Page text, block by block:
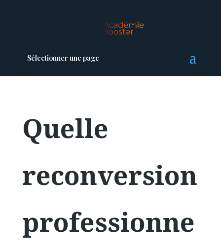
Sélectionner une page
Quelle
reconversion
professionne